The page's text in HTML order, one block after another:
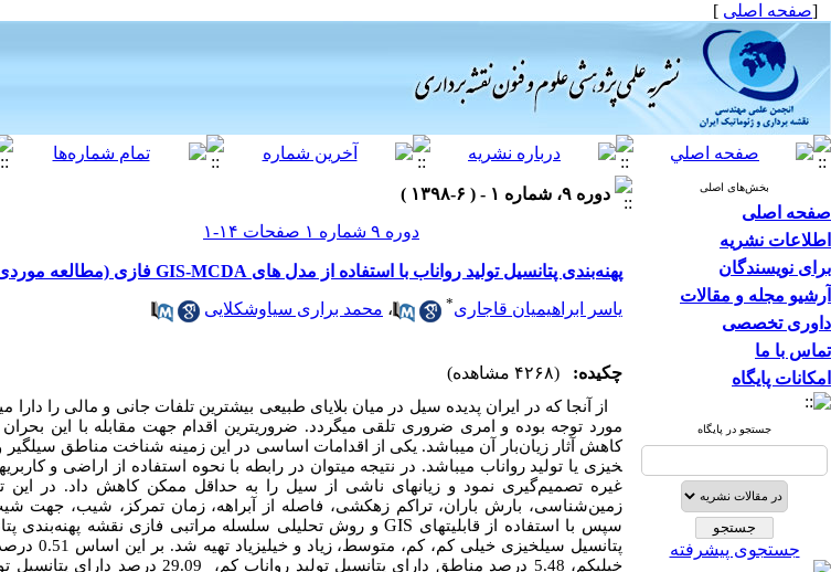
[صفحه اصلی ]
بخش‌های اصلی
صفحه اصلی
اطلاعات نشریه
برای نویسندگان
آرشیو مجله و مقالات
داوری تخصصی
تماس با ما
امکانات پایگاه
جستجو در پایگاه
جستجوی پیشرفته
دوره ۹، شماره ۱ - ( ۶-۱۳۹۸ )
دوره ۹ شماره ۱ صفحات ۱۴-۱
پهنه‌بندی پتانسیل تولید رواناب با استفاده از مدل های GIS-MCDA فازی (مطالعه موردی: حوضه آبریز رودخانه تجن)
یاسر ابراهیمیان قاجاری* ، محمد براری سیاوشکلایی
چکیده: (۴۲۶۸ مشاهده)
از آنجا که در ایران پدیده سیل در میان بلایای طبیعی بیشترین تلفات جانی و مالی را دارا
مورد توجه بوده و امری ضروری تلقی می­گردد. ضروری­ترین اقدام جهت مقابله با این بحران
خیزی یا تولید رواناب می­باشد. در نتیجه می­توان در رابطه با نحوه استفاده از اراضی و
غیره تصمیم‌گیری نمود و زیان­های ناشی از سیل را به حداقل ممکن کاهش داد. در این
زمین‌شناسی، بارش باران، تراکم زهکشی، فاصله از آبراهه، زمان تمرکز، شیب،
سپس با استفاده از قابلیت­های GISو روش تحلیلی سلسله مراتبی فازی نقشه پهنه‌بندی
پتانسیل